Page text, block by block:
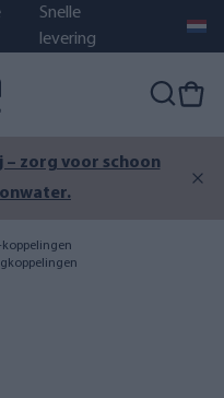
Snelle
levering
– zorg voor schoon
koppelingen